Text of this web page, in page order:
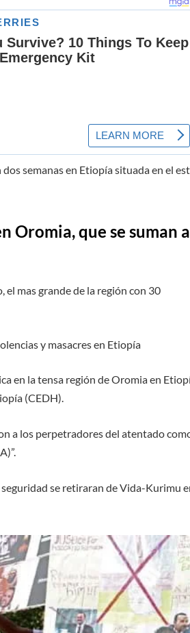
semanas en Etiopía situada en el
Oromia, que se suman a
mas grande de la región con 30
y masacres en Etiopía
en la tensa región de Oromia en
(CEDH).
a los perpetradores del atentado
se retiraran de Vida-Kurimu